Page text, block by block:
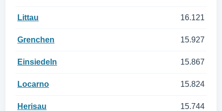
Littau 16.121
Grenchen 15.927
Einsiedeln 15.867
Locarno 15.824
Herisau 15.744